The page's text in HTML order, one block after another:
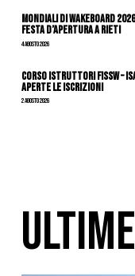
Mondiali di Wakeboard
festa d’apertura a Rieti
4 Agosto 2026
CORSO ISTRUTTORI FISSW –
APERTE LE ISCRIZIONI
2 Agosto 2026